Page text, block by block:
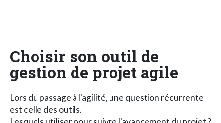
Choisir son outil de
gestion de projet agile
Lors du passage à l'agilité, une question récurrente
est celle des outils.